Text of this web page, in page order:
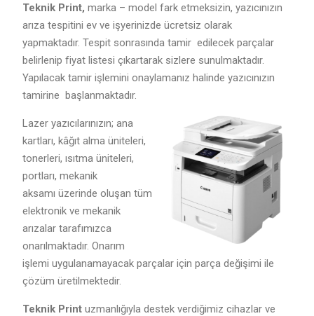
Teknik Print, marka – model fark etmeksizin, yazıcınızın
arıza tespitini ev ve işyerinizde ücretsiz olarak
yapmaktadır. Tespit sonrasında tamir edilecek parçalar
belirlenip fiyat listesi çıkartarak sizlere sunulmaktadır.
Yapılacak tamir işlemini onaylamanız halinde yazıcınızın
tamirine başlanmaktadır.
Lazer yazıcılarınızın; ana
kartları, kâğıt alma üniteleri,
tonerleri, ısıtma üniteleri,
portları, mekanik
aksamı üzerinde oluşan tüm
elektronik ve mekanik
arızalar tarafımızca
onarılmaktadır. Onarım
işlemi uygulanamayacak parçalar için parça değişimi ile
çözüm üretilmektedir.
Teknik Printuzmanlığıyla destek verdiğimiz cihazlar ve